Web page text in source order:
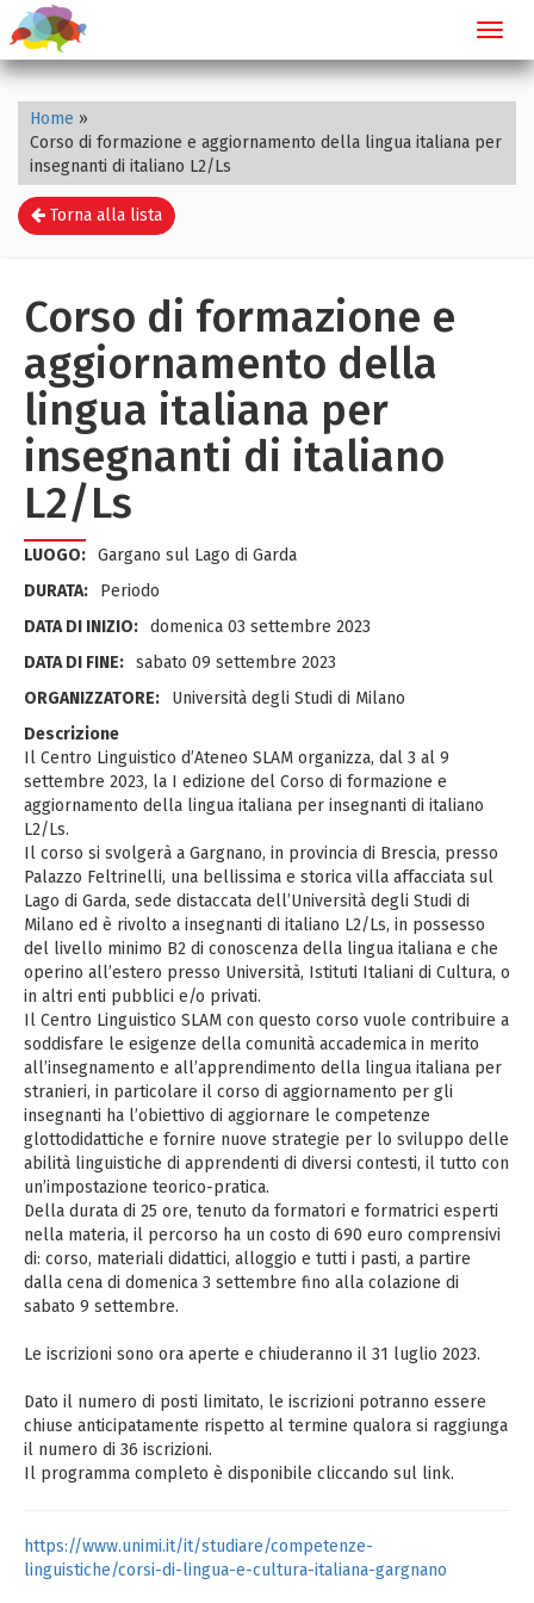
Home »
Corso di formazione e aggiornamento della lingua italiana per
insegnanti di italiano L2/Ls
Torna alla lista
Corso di formazione e
aggiornamento della
lingua italiana per
insegnanti di italiano
L2/Ls
LUOGO: Gargano sul Lago di Garda
DURATA:
Periodo
DATA DI INIZIO: domenica 03 settembre 2023
DATA DI FINE: sabato 09 settembre 2023
ORGANIZZATORE:
Università degli Studi di Milano
Descrizione
Il Centro Linguistico d’Ateneo SLAM organizza, dal 3 al 9
settembre 2023, la I edizione del Corso di formazione e
aggiornamento della lingua italiana per insegnanti di italiano
L2/Ls.
Il corso si svolgerà a Gargnano, in provincia di Brescia, presso
Palazzo Feltrinelli, una bellissima e storica villa affacciata sul
Lago di Garda, sede distaccata dell’Università degli Studi di
Milano ed è rivolto a insegnanti di italiano L2/Ls, in possesso
del livello minimo B2 di conoscenza della lingua italiana e che
operino all’estero presso Università, Istituti Italiani di Cultura, o
in altri enti pubblici e/o privati.
Il Centro Linguistico SLAM con questo corso vuole contribuire a
soddisfare le esigenze della comunità accademica in merito
all’insegnamento e all’apprendimento della lingua italiana per
stranieri, in particolare il corso di aggiornamento per gli
insegnanti ha l’obiettivo di aggiornare le competenze
glottodidattiche e fornire nuove strategie per lo sviluppo delle
abilità linguistiche di apprendenti di diversi contesti, il tutto con
un’impostazione teorico-pratica.
Della durata di 25 ore, tenuto da formatori e formatrici esperti
nella materia, il percorso ha un costo di 690 euro comprensivi
di: corso, materiali didattici, alloggio e tutti i pasti, a partire
dalla cena di domenica 3 settembre fino alla colazione di
sabato 9 settembre.
Le iscrizioni sono ora aperte e chiuderanno il 31 luglio 2023.
Dato il numero di posti limitato, le iscrizioni potranno essere
chiuse anticipatamente rispetto al termine qualora si raggiunga
il numero di 36 iscrizioni.
Il programma completo è disponibile cliccando sul link.
https://www.unimi.it/it/studiare/competenze-
linguistiche/corsi-di-lingua-e-cultura-italiana-gargnano